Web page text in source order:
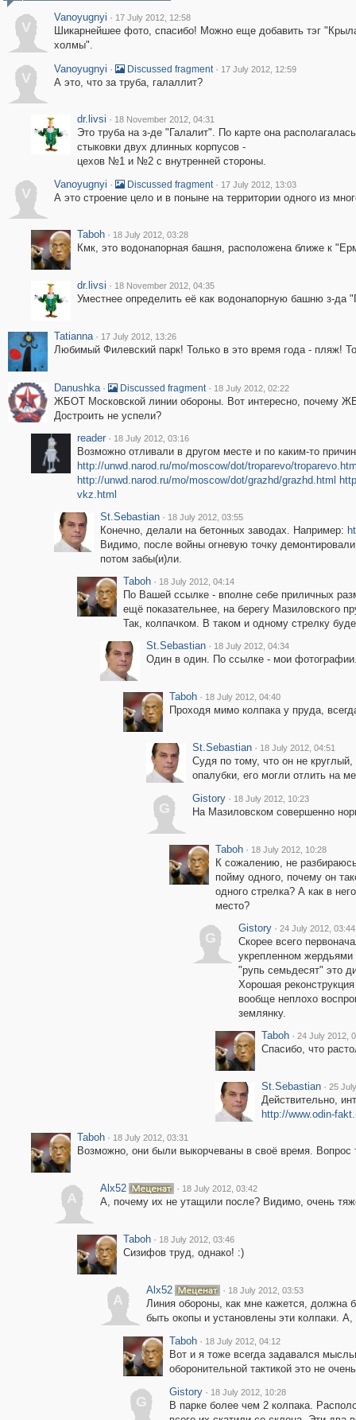
V
Vanoyugnyi · 17 July 2012, 12:58
Шикарнейшее фото, спасибо! Можно еще добавить тэг
холмы".
V
Vanoyugnyi · Discussed fragment · 17 July 2012, 12:59
А это, что за труба, галаллит?
dr.livsi · 18 November 2012, 04:31
Это труба на з-де "Галалит". По карте она
стыковки двух длинных корпусов -
цехов №1 и №2 с внутренней стороны.
V
Vanoyugnyi · Discussed fragment · 17 July 2012, 13:03
А это строение цело и в поныне на территории одного из
Taboh · 18 July 2012, 03:28
Кмк, это водонапорная башня, расположена ближе к
dr.livsi · 18 November 2012, 04:35
Уместнее определить её как водонапорную башню з-да
Tatianna · 17 July 2012, 13:26
Любимый Филевский парк! Только в это время года - пляж!
Danushka · Discussed fragment · 18 July 2012, 02:22
ЖБОТ Московской линии обороны. Вот интересно, почему
Достроить не успели?
reader · 18 July 2012, 03:16
Возможно отливали в другом месте и по каким-то
http://unwd.narod.ru/mo/moscow/dot/troparevo/
http://unwd.narod.ru/mo/moscow/dot/grazhd/grazhd.html
vkz.html
St.Sebastian · 18 July 2012, 03:55
Конечно, делали на бетонных заводах. Например:
Видимо, после войны огневую точку
потом забы(и)ли.
Taboh · 18 July 2012, 04:14
По Вашей ссылке - вполне себе приличных
ещё показательнее, на берегу Мазиловского
Так, колпачком. В таком и одному стрелку
St.Sebastian · 18 July 2012, 04:34
Один в один. По ссылке - мои
Taboh · 18 July 2012, 04:40
Проходя мимо колпака у пруда,
St.Sebastian · 18 July 2012, 04:51
Судя по тому, что он не
опалубки, его могли отлить на
G
Gistory · 18 July 2012, 10:23
На Мазиловском совершенно
Taboh · 18 July 2012, 10:28
К сожалению, не
пойму одного, почему он
одного стрелка? А как в
место?
G
Gistory · 24 July 2012, 03:44
Скорее всего
укрепленном жердьями
"рупь семьдесят" это
Хорошая
вообще неплохо
землянку.
Taboh · 24 July 2012,
Спасибо, что
St.Sebastian · 25
Действительно,
http://www.odin-
Taboh · 18 July 2012, 03:31
Возможно, они были выкорчеваны в своё время. Вопрос
A
Alx52 · 18 July 2012, 03:42
А, почему их не утащили после? Видимо, очень
Taboh · 18 July 2012, 03:46
Сизифов труд, однако! :)
A
Alx52 · 18 July 2012, 03:53
Линия обороны, как мне кажется, должна
быть окопы и установлены эти колпаки.
Taboh · 18 July 2012, 04:12
Вот и я тоже всегда задавался
оборонительной тактикой это не
G
Gistory · 18 July 2012, 10:28
В парке более чем 2 колпака.